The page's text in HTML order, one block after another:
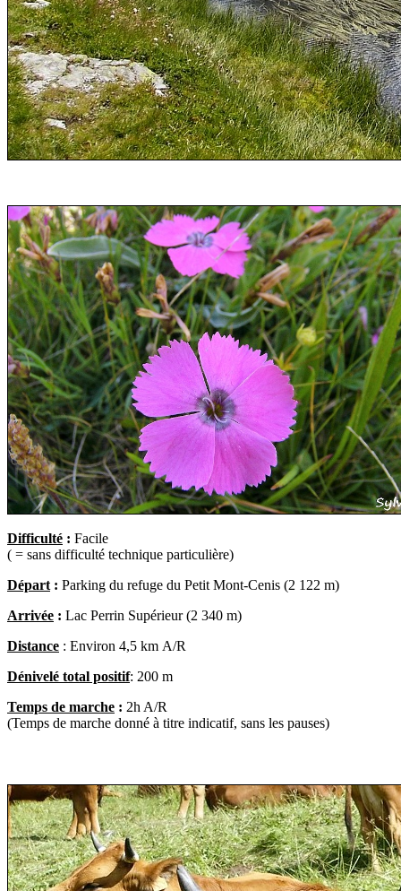
Difficulté : Facile
( = sans difficulté technique particulière)
Départ : Parking du refuge du Petit Mont-Cenis (2 122 m)
Arrivée : Lac Perrin Supérieur (2 340 m)
Distance : Environ 4,5 km A/R
Dénivelé total positif: 200 m
Temps de marche : 2h A/R
(Temps de marche donné à titre indicatif, sans les pauses)